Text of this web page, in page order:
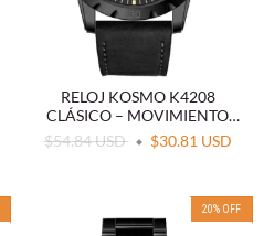
RELOJ KOSMO K4208
CLÁSICO – MOVIMIENTO
JAPONÉS (MIYOTA)
$54.84 USD $30.81 USD
20% OFF